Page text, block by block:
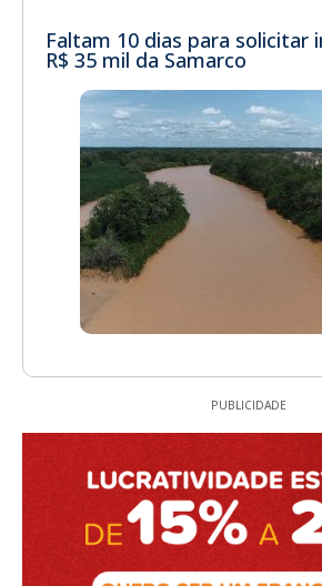
Faltam 10 dias para solicitar
R$ 35 mil da Samarco
PUBLICIDADE